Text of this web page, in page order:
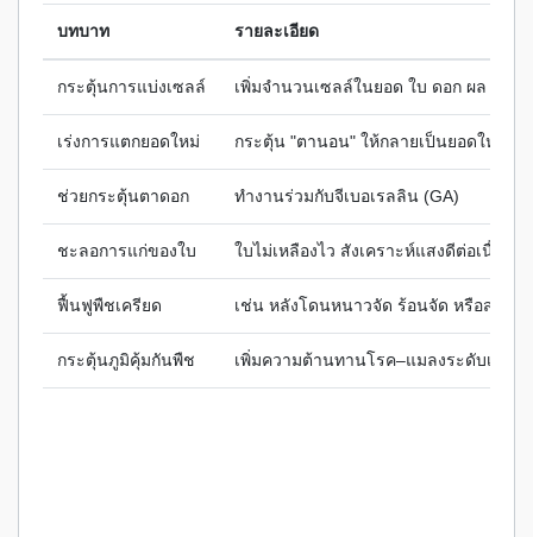
บทบาท รายละเอียด
กระตุ้นการแบ่งเซลล์ เพิ่มจำนวนเซลล์ในยอด ใบ ดอก ผล
เร่งการแตกยอดใหม่ กระตุ้น "ตานอน" ให้กลายเป็นยอดใหม่
ช่วยกระตุ้นตาดอก ทำงานร่วมกับจีเบอเรลลิน (GA)
ชะลอการแก่ของใบ ใบไม่เหลืองไว สังเคราะห์แสงดีต่อเนื่อง
ฟื้นฟูพืชเครียด เช่น หลังโดนหนาวจัด ร้อนจัด หรือสารพิษ
กระตุ้นภูมิคุ้มกันพืช เพิ่มความต้านทานโรค–แมลงระดับเซลล์